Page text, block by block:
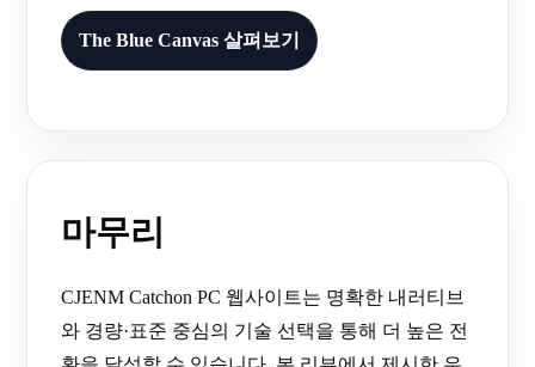
The Blue Canvas 살펴보기
마무리
CJENM Catchon PC 웹사이트는 명확한 내러티브
와 경량·표준 중심의 기술 선택을 통해 더 높은 전